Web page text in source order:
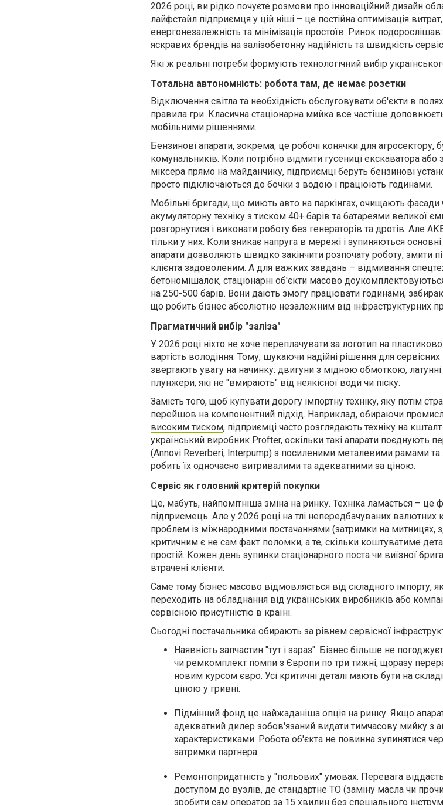
2026 році, ви рідко почуєте розмови про інноваційний дизайн
лайфстайл підприємця у цій ніші – це постійна оптимізація
енергонезалежність та мінімізація простоїв. Ринок
яскравих брендів на залізобетонну надійність та швидкість
Які ж реальні потреби формують технологічний вибір
Тотальна автономність: робота там, де немає розетки
Відключення світла та необхідність обслуговувати об'єкти в
правила гри. Класична стаціонарна мийка все частіше
мобільними рішеннями.
Бензинові апарати, зокрема, це робочі конячки для агросектору,
комунальників. Коли потрібно відмити гусениці екскаватора або
міксера прямо на майданчику, підприємці беруть бензинові
просто підключаються до бочки з водою і працюють годинами.
Мобільні бригади, що миють авто на паркінгах, очищають фасади
акумуляторну техніку з тиском 40+ барів та батареями великої
розгорнутися і виконати роботу без генераторів та дротів. Але
тільки у них. Коли зникає напруга в мережі і зупиняються
апарати дозволяють швидко закінчити розпочату роботу, змити
клієнта задоволеним. А для важких завдань – відмивання
бетономішалок, стаціонарні об'єкти масово
на 250-500 барів. Вони дають змогу працювати годинами,
що робить бізнес абсолютно незалежним від інфраструктурних
Прагматичний вибір "заліза"
У 2026 році ніхто не хоче переплачувати за логотип на
вартість володіння. Тому, шукаючи надійні рішення для сервісних
звертають увагу на начинку: двигуни з мідною обмоткою, латунні
плунжери, які не "вмирають" від неякісної води чи піску.
Замість того, щоб купувати дорогу імпортну техніку, яку потім
перейшов на компонентний підхід. Наприклад, обираючи
високим тиском, підприємці часто розглядають техніку на
український виробник Profter, оскільки такі апарати поєднують
(Annovi Reverberi, Interpump) з посиленими металевими рамами
робить їх одночасно витривалими та адекватними за ціною.
Сервіс як головний критерій покупки
Це, мабуть, найпомітніша зміна на ринку. Техніка ламається –
підприємець. Але у 2026 році на тлі непередбачуваних валютних
проблем із міжнародними постачаннями (затримки на митницях,
критичним є не сам факт поломки, а те, скільки коштуватиме
простій. Кожен день зупинки стаціонарного поста чи виїзної
втрачені клієнти.
Саме тому бізнес масово відмовляється від складного імпорту,
переходить на обладнання від українських виробників або
сервісною присутністю в країні.
Сьогодні постачальника обирають за рівнем сервісної
Наявність запчастин "тут і зараз". Бізнес більше не
чи ремкомплект помпи з Європи по три тижні, щоразу
новим курсом євро. Усі критичні деталі мають бути на
ціною у гривні.
Підмінний фонд це найжаданіша опція на ринку. Якщо
адекватний дилер зобов'язаний видати тимчасову мийку з
характеристиками. Робота об'єкта не повинна зупинятися
затримки партнера.
Ремонтопридатність у "польових" умовах. Перевага
доступом до вузлів, де стандартне ТО (заміну масла чи
зробити сам оператор за 15 хвилин без спеціального